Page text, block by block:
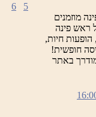
מוזמנים
ראש פינה
חיות,
חופשית!
יצא סיור מודרך באתר
5
6